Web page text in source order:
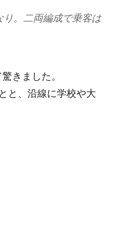
。二両編成で乗客は
きました。
と、沿線に学校や大